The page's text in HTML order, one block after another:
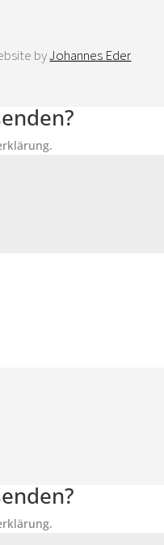
byJohannes Eder